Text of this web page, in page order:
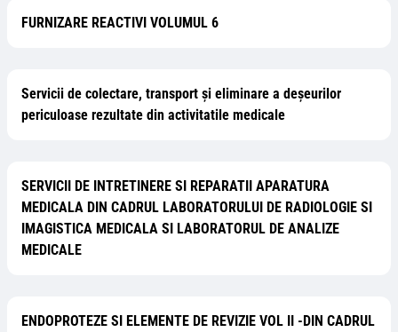
FURNIZARE REACTIVI VOLUMUL 6
Servicii de colectare, transport şi eliminare a deşeurilor
periculoase rezultate din activitatile medicale
SERVICII DE INTRETINERE SI REPARATII APARATURA
MEDICALA DIN CADRUL LABORATORULUI DE RADIOLOGIE SI
IMAGISTICA MEDICALA SI LABORATORUL DE ANALIZE
MEDICALE
ENDOPROTEZE SI ELEMENTE DE REVIZIE VOL II -DIN CADRUL